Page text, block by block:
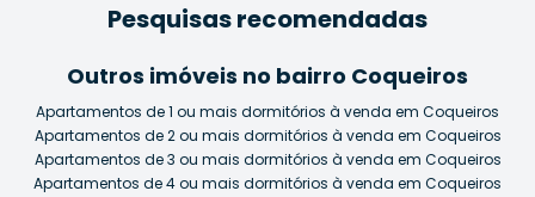
Pesquisas recomendadas
Outros imóveis no bairro Coqueiros
Apartamentos de 1 ou mais dormitórios à venda em Coqueiros
Apartamentos de 2 ou mais dormitórios à venda em Coqueiros
Apartamentos de 3 ou mais dormitórios à venda em Coqueiros
Apartamentos de 4 ou mais dormitórios à venda em Coqueiros